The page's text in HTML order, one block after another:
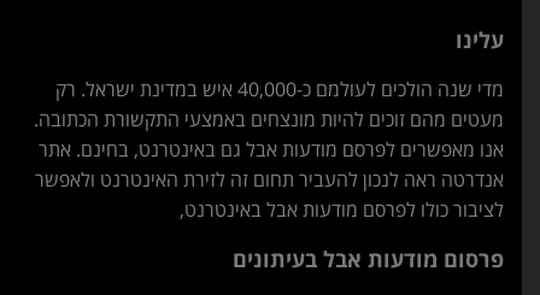
עלינו
מדי שנה הולכים לעולמם כ-40,000 איש במדינת ישראל. רק
מעטים מהם זוכים להיות מונצחים באמצעי התקשורת הכתובה.
אנו מאפשרים לפרסם מודעות אבל גם באינטרנט, בחינם. אתר
אנדרטה ראה לנכון להעביר תחום זה לזירת האינטרנט ולאפשר
לציבור כולו לפרסם מודעות אבל באינטרנט,
פרסום מודעות אבל בעיתונים